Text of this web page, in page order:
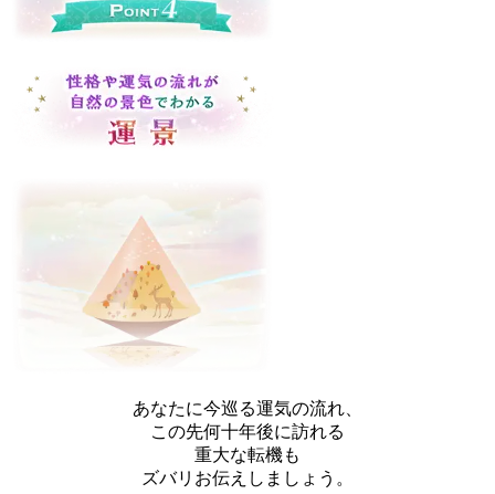
あなたに今巡る運気の流れ、
この先何十年後に訪れる
重大な転機も
ズバリお伝えしましょう。